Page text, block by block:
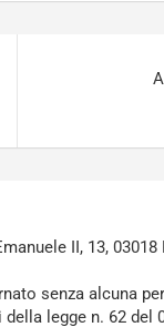
II, 13, 03018
senza alcuna
legge n. 62 del